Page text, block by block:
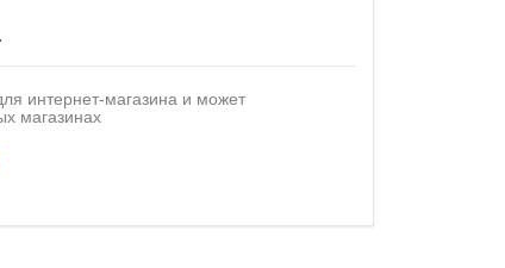
интернет-магазина и может
магазинах